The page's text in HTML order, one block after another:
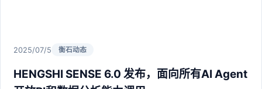
2025/07/5 衡石动态
HENGSHI SENSE 6.0 发布，面向所有AI Agent